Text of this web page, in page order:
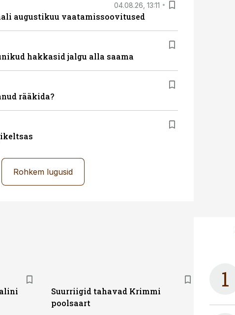
04.08.26, 13:11
augustikuu vaatamissoovitused
hakkasid jalgu alla saama
rääkida?
Rohkem lugusid
Suurriigid tahavad Krimmi
poolsaart
1